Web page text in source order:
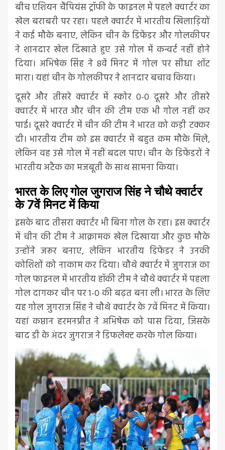
बीच एशियन चैंपियंस ट्रॉफी के फाइनल में पहले क्वार्टर का
खेल बराबरी पर रहा। पहले क्वार्टर में भारतीय खिलाड़ियों
ने कई मौके बनाए, लेकिन चीन के डिफेंडर और गोलकीपर
ने शानदार खेल दिखाते हुए उसे गोल में कन्वर्ट नहीं होने
दिया। अभिषेक सिंह ने 8वें मिनट में गोल पर सीधा शॉट
मारा। यहां चीन के गोलकीपर ने शानदार बचाव किया।
दूसरे और तीसरे क्वार्टर में स्कोर 0-0 दूसरे और तीसरे
क्वार्टर में भारत और चीन की टीम एक भी गोल नहीं कर
पाई। दूसरे क्वार्टर में चीन की टीम ने भारत को कड़ी टक्कर
दी। भारतीय टीम को इस क्वार्टर में बहुत कम मौके मिले,
लेकिन वह उसे गोल में नहीं बदल पाए। चीन के डिफेंडरों ने
भारतीय अटैक का मजबूती के साथ सामना किया।
भारत के लिए गोल जुगराज सिंह ने चौथे क्वार्टर
के 7वें मिनट में किया
इसके बाद तीसरा क्वार्टर भी बिना गोल के रहा। इस क्वार्टर
में चीन की टीम ने आक्रामक खेल दिखाया और कुछ मौके
उन्होंने जरूर बनाए, लेकिन भारतीय डिफेंडर ने उनकी
कोशिशों को नाकाम कर दिया। चौथे क्वार्टर में जुगराज का
गोल फाइनल में भारतीय हॉकी टीम ने चौथे क्वार्टर में पहला
गोल दागकर चीन पर 1-0 की बढ़त बना ली। भारत के लिए
यह गोल जुगराज सिंह ने चौथे क्वार्टर के 7वें मिनट में किया।
यहां कप्तान हरमनप्रीत ने अभिषेक को पास दिया, जिसके
बाद डी के अंदर जुगराज ने डिफलेक्ट करके गोल किया।